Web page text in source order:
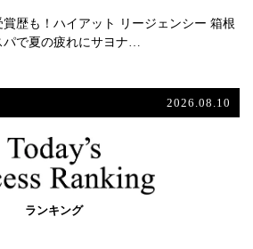
賞歴も！ハイアット リージェンシー 箱根
で夏の疲れにサヨナ…
2026.08.10
ランキング